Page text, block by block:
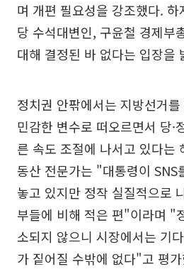
며 개편 필요성을 강조했다.
당 수석대변인, 구윤철 경제부
대해 결정된 바 없다는 입장을
정치권 안팎에서는 지방선거
민감한 변수로 떠오르면서 당·
른 속도 조절에 나서고 있다는
동산 전문가는 "대통령이 SNS
놓고 있지만 정작 실질적으로
부들에 비해 적은 편"이라며 "
소되지 않으니 시장에서는 기
가 짙어질 수밖에 없다"고 평